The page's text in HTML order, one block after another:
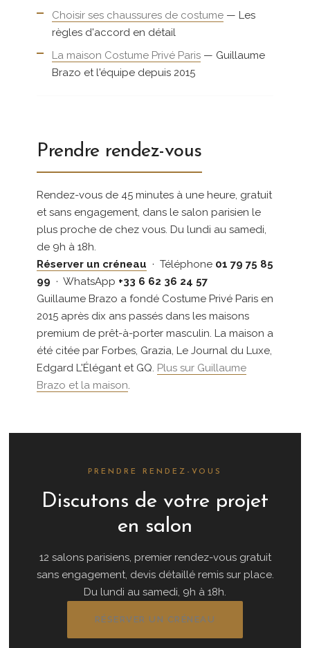
Choisir ses chaussures de costume — Les
règles d'accord en détail
La maison Costume Privé Paris — Guillaume
Brazo et l'équipe depuis 2015
Prendre rendez-vous
Rendez-vous de 45 minutes à une heure, gratuit
et sans engagement, dans le salon parisien le
plus proche de chez vous. Du lundi au samedi,
de 9h à 18h.
Réserver un créneau · Téléphone 01 79 75 85
99 · WhatsApp +33 6 62 36 24 57
Guillaume Brazo a fondé Costume Privé Paris en
2015 après dix ans passés dans les maisons
premium de prêt-à-porter masculin. La maison a
été citée par Forbes, Grazia, Le Journal du Luxe,
Edgard L'Élégant et GQ. Plus sur Guillaume
Brazo et la maison.
PRENDRE RENDEZ-VOUS
Discutons de votre projet
en salon
12 salons parisiens, premier rendez-vous gratuit
sans engagement, devis détaillé remis sur place.
Du lundi au samedi, 9h à 18h.
RÉSERVER UN CRÉNEAU